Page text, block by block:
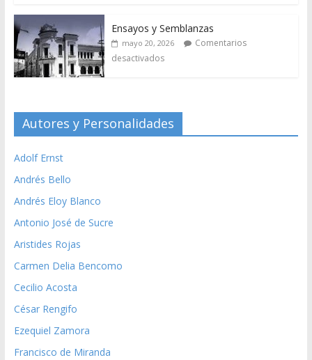
Ensayos y Semblanzas
mayo 20, 2026
Comentarios
desactivados
Autores y Personalidades
Adolf Ernst
Andrés Bello
Andrés Eloy Blanco
Antonio José de Sucre
Aristides Rojas
Carmen Delia Bencomo
Cecilio Acosta
César Rengifo
Ezequiel Zamora
Francisco de Miranda